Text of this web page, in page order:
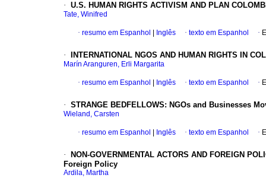
· U.S. HUMAN RIGHTS ACTIVISM AND PLAN
Tate, Winifred
· resumo em Espanhol Inglês · texto em Espanhol ·
· INTERNATIONAL NGOS AND HUMAN RIGHTS IN
Marín Aranguren, Erli Margarita
· resumo em Espanhol Inglês · texto em Espanhol ·
· STRANGE BEDFELLOWS: NGOs and Businesses
Wieland, Carsten
· resumo em Espanhol Inglês · texto em Espanhol ·
·
NON-GOVERNMENTAL ACTORS AND FOREIGN
Foreign Policy
Ardila, Martha